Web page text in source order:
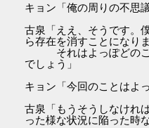
キョン「俺の周りの不思
古泉「ええ、そうです。
ら存在を消すことになり
それはよっぽどのこ
でしょう」
キョン「今回のことはよ
古泉「もうそうしなけ
った様な状況に陥った時